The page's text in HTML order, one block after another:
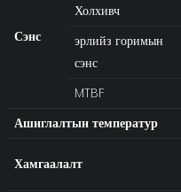
Сэнс
Холхивч
эрлийз горимын
сэнс
MTBF
Ашиглалтын температур
Хамгаалалт